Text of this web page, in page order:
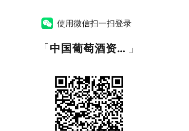
使用微信扫一扫登录
「 中国葡萄酒资讯网 」